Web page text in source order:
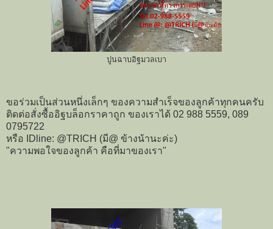
ปูนฉาบอิฐมวลเบา
ขอร่วมเป็นส่วนหนึ่งเล็กๆ ของความสำเร็จของลูกค้าทุกคนครับ
ติดต่อสั่งซื้ออิฐบล็อกราคาถูก ของเราได้ 02 988 5559, 089
0795722
หรือ IDline: @TRICH (มี@ ข้างน้านะค่ะ)
"ความพอใจของลูกค้า คือที่มาของเรา"